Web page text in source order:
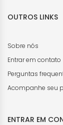
OUTROS LINKS
Sobre nós
Entrar em contato
Perguntas
Acompanhe seu
ENTRAR EM